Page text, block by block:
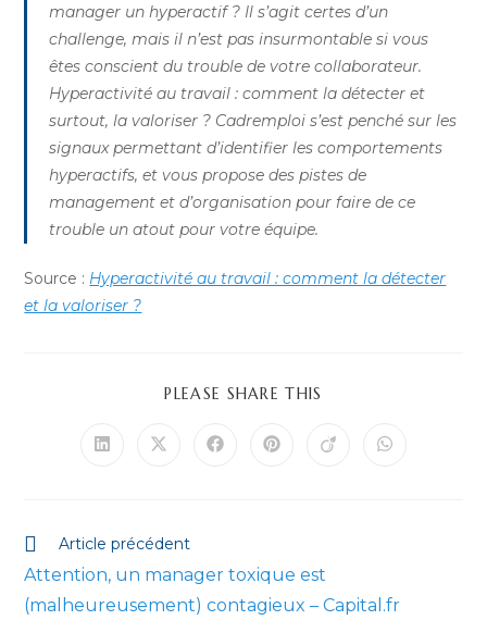
manager un hyperactif ? Il s’agit certes d’un
challenge, mais il n’est pas insurmontable si vous
êtes conscient du trouble de votre collaborateur.
Hyperactivité au travail : comment la détecter et
surtout, la valoriser ? Cadremploi s’est penché sur les
signaux permettant d’identifier les comportements
hyperactifs, et vous propose des pistes de
management et d’organisation pour faire de ce
trouble un atout pour votre équipe.
Source : Hyperactivité au travail : comment la détecter
et la valoriser ?
PLEASE SHARE THIS
Ouvrir
Ouvrir Ouvrir Ouvrir Ouvrir Ouvrir
Read
articles
Article précédent
Attention, un manager toxique est
(malheureusement) contagieux – Capital.fr